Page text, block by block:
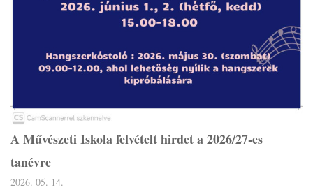
A Művészeti Iskola felvételt hirdet a 2026/27-es
tanévre
2026. 05. 14.